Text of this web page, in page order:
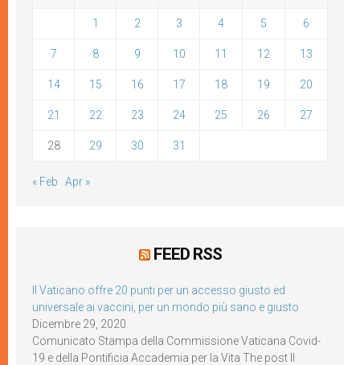
1 2 3 4 5 6
7 8 9 10 11 12 13
14 15 16 17 18 19 20
21 22 23 24 25 26 27
28 29 30 31
« Feb Apr »
FEED RSS
Il Vaticano offre 20 punti per un accesso giusto ed
universale ai vaccini, per un mondo più sano e giusto
Dicembre 29, 2020
Comunicato Stampa della Commissione Vaticana Covid-
19 e della Pontificia Accademia per la Vita The post Il